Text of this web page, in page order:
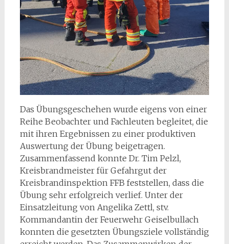
Das Übungsgeschehen wurde eigens von einer
Reihe Beobachter und Fachleuten begleitet, die
mit ihren Ergebnissen zu einer produktiven
Auswertung der Übung beigetragen.
Zusammenfassend konnte Dr. Tim Pelzl,
Kreisbrandmeister für Gefahrgut der
Kreisbrandinspektion FFB feststellen, dass die
Übung sehr erfolgreich verlief. Unter der
Einsatzleitung von Angelika Zettl, stv.
Kommandantin der Feuerwehr Geiselbullach
konnten die gesetzten Übungsziele vollständig